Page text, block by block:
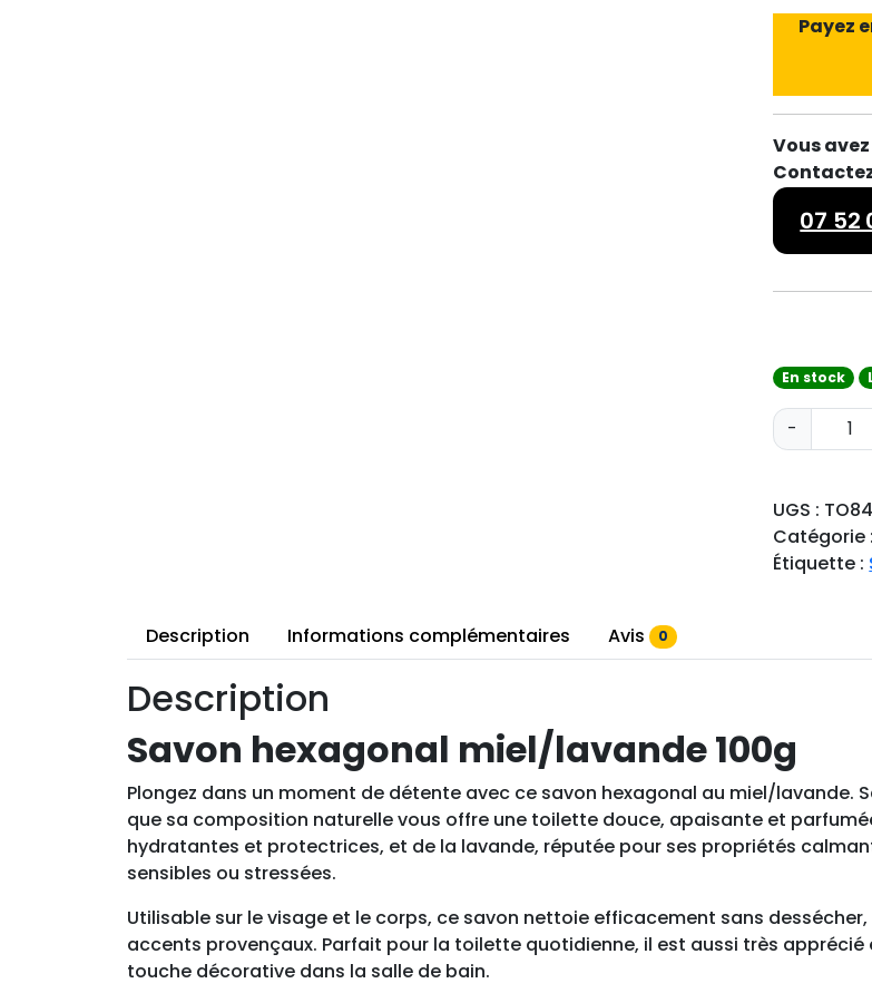
Payez
Vous
07 52
En stock
-
q
u
n
t
i
e
v
o
n
h
e
g
o
UGS :
Catégorie :
Étiquette :
Description Informations complémentaires Avis 0
Description
Savon hexagonal miel/lavande 100g
Plongez dans un moment de détente avec ce savon hexagonal au miel/lavande.
que sa composition naturelle vous offre une toilette douce, apaisante et
hydratantes et protectrices, et de la lavande, réputée pour ses propriétés
sensibles ou stressées.
Utilisable sur le visage et le corps, ce savon nettoie efficacement sans
accents provençaux. Parfait pour la toilette quotidienne, il est aussi très
touche décorative dans la salle de bain.